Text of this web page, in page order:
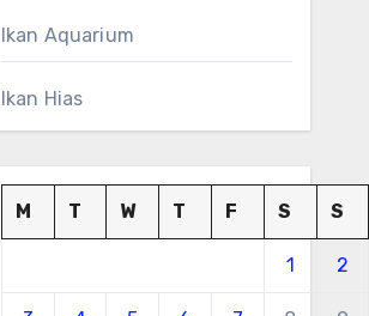
Ikan Aquarium
Ikan Hias
M T W T F S S
1 2